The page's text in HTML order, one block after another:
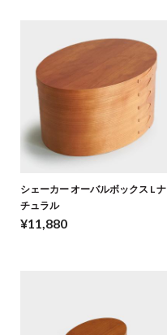
シェーカー オーバルボックス L ナ
チュラル
¥11,880